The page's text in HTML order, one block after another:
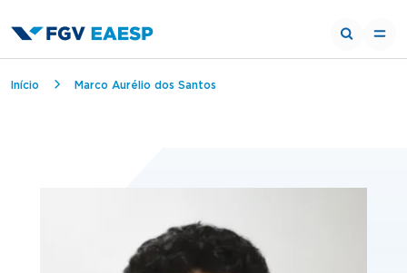
Breadcrumb
Início Marco Aurélio dos Santos